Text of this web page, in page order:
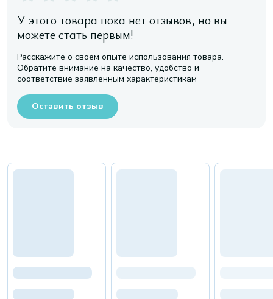
У этого товара пока нет отзывов, но вы
можете стать первым!
Расскажите о своем опыте использования товара.
Обратите внимание на качество, удобство и
соответствие заявленным характеристикам
Оставить отзыв